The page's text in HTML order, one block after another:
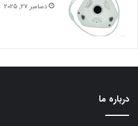
دسامبر 27, 2025
درباره ما